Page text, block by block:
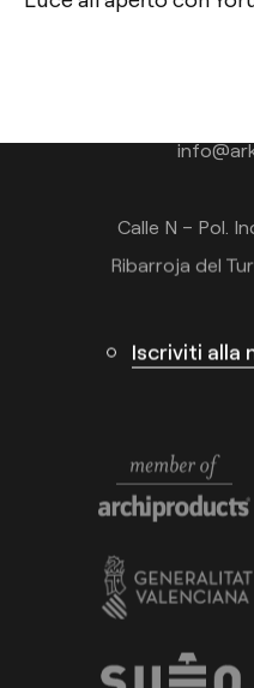
Calle N – Pol.
Ribarroja del
Iscriviti alla